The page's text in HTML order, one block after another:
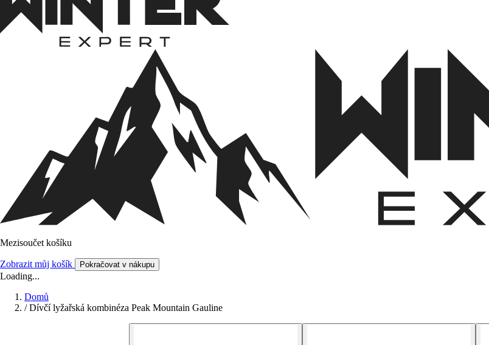
Mezisoučet košíku
Zobrazit můj košík Pokračovat v nákupu
Loading...
Domů
/ Dívčí lyžařská kombinéza Peak Mountain Gauline